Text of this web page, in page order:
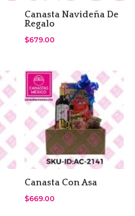
Canasta Navideña De
Regalo
$679.00
Canasta Con Asa
$669.00